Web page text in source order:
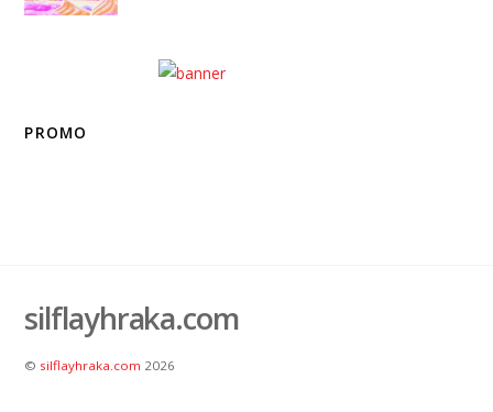
PROMO
silflayhraka.com
© silflayhraka.com 2026